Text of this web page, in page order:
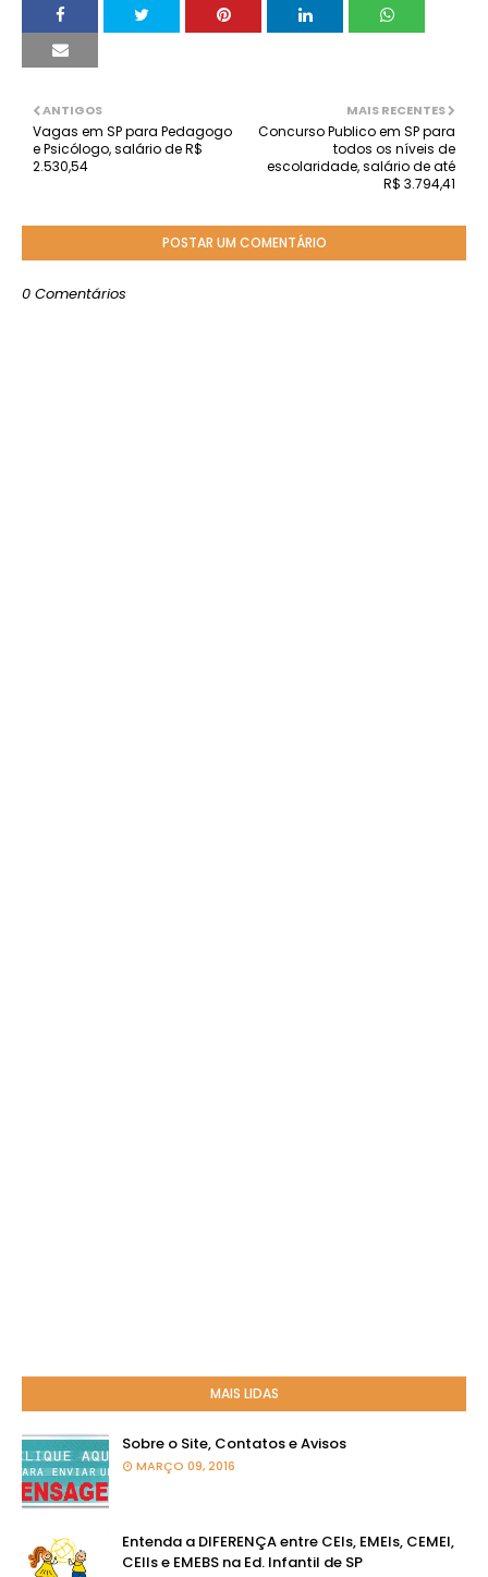
MAIS RECENTES
Concurso Publico em SP para
todos os níveis de
escolaridade, salário de até
R$ 3.794,41
ANTIGOS
Vagas em SP para Pedagogo
e Psicólogo, salário de R$
2.530,54
POSTAR UM COMENTÁRIO
0 Comentários
MAIS LIDAS
Sobre o Site, Contatos e Avisos
MARÇO 09, 2016
Entenda a DIFERENÇA entre CEIs, EMEIs, CEMEI,
CEIIs e EMEBS na Ed. Infantil de SP